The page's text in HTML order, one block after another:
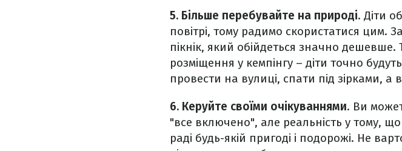
5. Більше перебувайте на природі. Діти
повітрі, тому радимо скористатися цим.
пікнік, який обійдеться значно
розміщення у кемпінгу – діти точно
провести на вулиці, спати під зірками,
6. Керуйте своїми очікуваннями. Ви
"все включено", але реальність у тому,
раді будь-якій пригоді і подорожі. Не